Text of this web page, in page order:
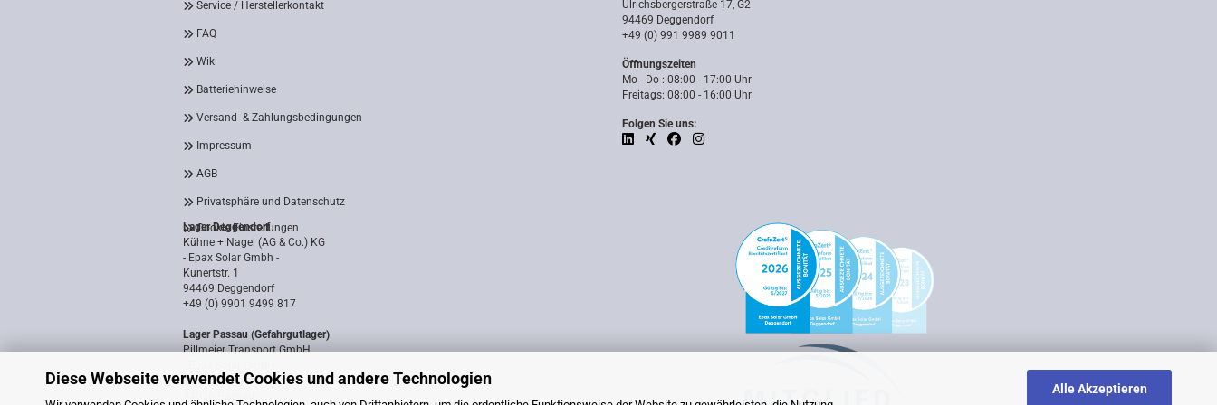
Diese Webseite verwendet Cookies und andere Technologien
Alle Akzeptieren
Service / Herstellerkontakt
FAQ
Wiki
Batteriehinweise
Versand- & Zahlungsbedingungen
Impressum
AGB
Privatsphäre und Datenschutz
Cookie Einstellungen
Ulrichsbergerstraße 17, G2
94469 Deggendorf
+49 (0) 991 9989 9011
Öffnungszeiten
Mo - Do : 08:00 - 17:00 Uhr
Freitags: 08:00 - 16:00 Uhr
Folgen Sie uns:
Lager Deggendorf
Kühne + Nagel (AG & Co.) KG
- Epax Solar Gmbh -
Kunertstr. 1
94469 Deggendorf
+49 (0) 9901 9499 817
Lager Passau (Gefahrgutlager)
Pillmeier Transport GmbH
Industriestraße 14a